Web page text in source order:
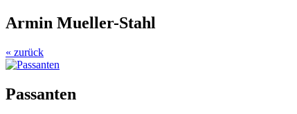
Armin Mueller-Stahl
« zurück
Passanten